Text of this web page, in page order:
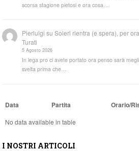
scorsa stagione pietosi e ora cosa…
Pierluigi suSoleri rientra (e spera), per
Turati
5 Agosto 2026
In lega pro ci avete portato ora penso sarà
svelta prima che…
Data Partita Orario/
No data available in table
I NOSTRI ARTICOLI